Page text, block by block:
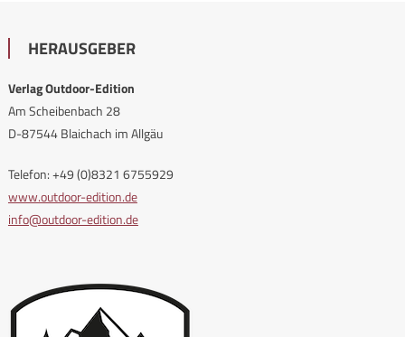
HERAUSGEBER
Verlag Outdoor-Edition
Am Scheibenbach 28
D-87544 Blaichach im Allgäu
Telefon: +49 (0)8321 6755929
www.outdoor-edition.de
info@outdoor-edition.de